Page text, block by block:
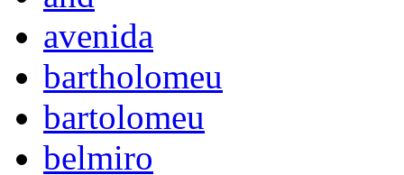
avenida
bartholomeu
bartolomeu
belmiro